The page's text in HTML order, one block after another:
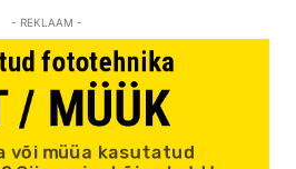
- REKLAAM -